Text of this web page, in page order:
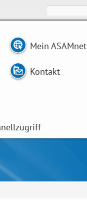
Mein ASAMnet
Kontakt